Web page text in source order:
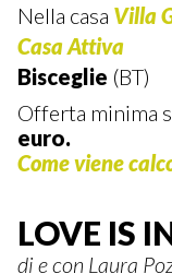
Nella casa Villa
Casa Attiva
Bisceglie (BT)
Offerta minima
euro.
Come viene
LOVE IS
di e con Laura